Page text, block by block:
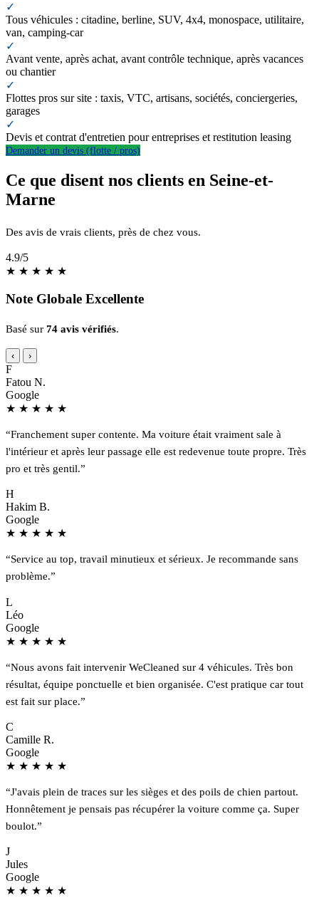
✓
Tous véhicules : citadine, berline, SUV, 4x4, monospace, utilitaire,
van, camping-car
✓
Avant vente, après achat, avant contrôle technique, après vacances
ou chantier
✓
Flottes pros sur site : taxis, VTC, artisans, sociétés, conciergeries,
garages
✓
Devis et contrat d'entretien pour entreprises et restitution leasing
Demander un devis (flotte / pros)
Ce que disent nos clients en Seine-et-
Marne
Des avis de vrais clients, près de chez vous.
4.9/5
★ ★ ★ ★ ★
Note Globale Excellente
Basé sur 74 avis vérifiés.
‹ ›
F
Fatou N.
Google
★ ★ ★ ★ ★
“Franchement super contente. Ma voiture était vraiment sale à
l'intérieur et après leur passage elle est redevenue toute propre. Très
pro et très gentil.”
H
Hakim B.
Google
★ ★ ★ ★ ★
“Service au top, travail minutieux et sérieux. Je recommande sans
problème.”
L
Léo
Google
★ ★ ★ ★ ★
“Nous avons fait intervenir WeCleaned sur 4 véhicules. Très bon
résultat, équipe ponctuelle et bien organisée. C'est pratique car tout
est fait sur place.”
C
Camille R.
Google
★ ★ ★ ★ ★
“J'avais plein de traces sur les sièges et des poils de chien partout.
Honnêtement je pensais pas récupérer la voiture comme ça. Super
boulot.”
J
Jules
Google
★ ★ ★ ★ ★